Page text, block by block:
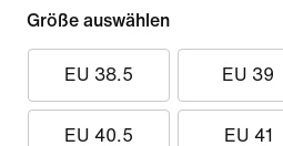
Größe auswählen
EU 38.5 EU 39
EU 40.5 EU 41